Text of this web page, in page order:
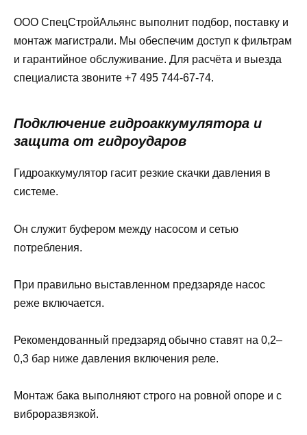
ООО СпецСтройАльянс выполнит подбор, поставку и
монтаж магистрали. Мы обеспечим доступ к фильтрам
и гарантийное обслуживание. Для расчёта и выезда
специалиста звоните +7 495 744-67-74.
Подключение гидроаккумулятора и
защита от гидроударов
Гидроаккумулятор гасит резкие скачки давления в
системе.
Он служит буфером между насосом и сетью
потребления.
При правильно выставленном предзаряде насос
реже включается.
Рекомендованный предзаряд обычно ставят на 0,2–
0,3 бар ниже давления включения реле.
Монтаж бака выполняют строго на ровной опоре и с
виброразвязкой.